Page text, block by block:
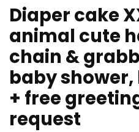
Diaper cake
animal cute
chain &
baby
+ free
request